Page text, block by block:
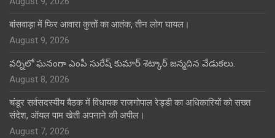
बांसवाड़ा में फिर आवारा कुत्तों का आतंक, तीन लोग घायल।
August 9, 2026
వర్నిలో ఘనంగా ఎంపీ సురేష్ కుమార్ శెట్కార్ జన్మదిన వేడుకలు.
August 8, 2026
चंडूर सर्वसदस्यीय बैठक में विधायक राजगोपाल रेड्डी का अधिकारियों को सख्त
संदेश, ऑयल पाम खेती अपनाने की अपील।
August 7, 2026